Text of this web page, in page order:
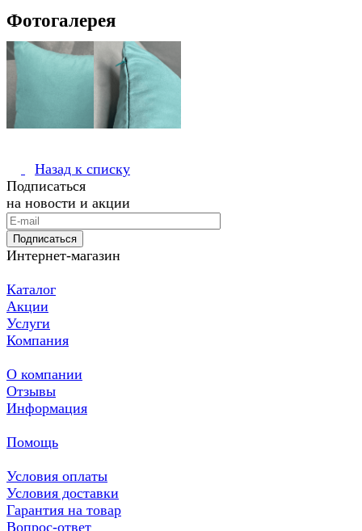
Фотогалерея
Назад к списку
Подписаться
на новости и акции
Подписаться
Интернет-магазин
Каталог
Акции
Услуги
Компания
О компании
Отзывы
Информация
Помощь
Условия оплаты
Условия доставки
Гарантия на товар
Вопрос-ответ